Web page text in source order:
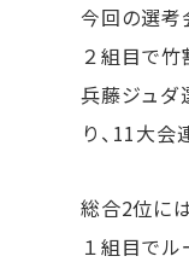
今回の選考
２組目で
兵藤ジュダ
り、11大
総合2位に
１組目で